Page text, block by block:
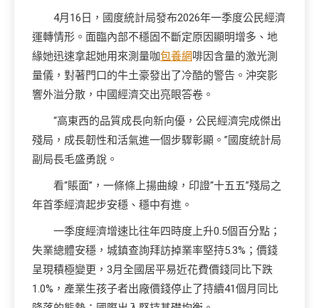
4月16日，國度統計局發布2026年一季度公民經濟
運轉情形。面臨內部不穩固不斷定原因顯明增多、地
緣她迅速拿起她用來測量咖包養網啡因含量的激光測
量儀，對著門口的牛土豪發出了冷酷的警告。沖突影
響外溢分散，中國經濟交出亮眼答卷。
“高東西的品質成長向新向優，公民經濟完成傑出
殘局，成長韌性和活氣進一個步驟彰顯。”國度統計局
副局長毛盛勇說。
看“賬面”，一條條上揚曲線，印證“十五五”殘局之
年首季經濟起步安穩、穩中有進。
一季度經濟增速比往年四時度上升0.5個百分點；
失業總體安穩，城鎮查詢拜訪掉業率堅持5.3%；價錢
呈現積極變更，3月全國居平易近花費價錢同比下跌
1.0%，產業生孩子者出廠價錢停止了持續41個月同比